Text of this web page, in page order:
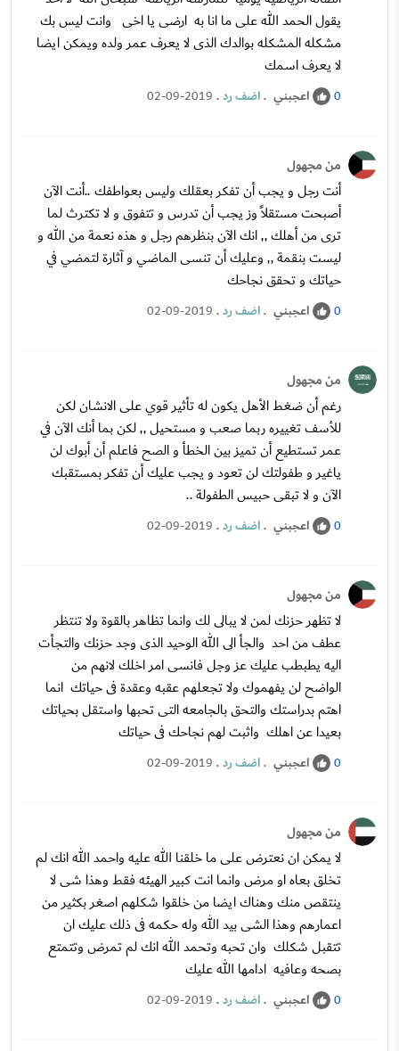
يقول الحمد الله على ما انا به ارضى يا اخى وانت ليس بك
مشكله المشكله بوالدك الذى لا يعرف عمر ولده ويمكن ايضا
لا يعرف اسمك
0 اعجبني .اضف رد.
02-09-2019
من مجهول
أنت رجل و يجب أن تفكر بعقلك وليس بعواطفك ..أنت الآن
أصبحت مستقلاً وز يجب أن تدرس و تتفوق و لا تكترث لما
ترى من أهلك ,, انك الآن بنظرهم رجل و هذه نعمة من الله و
ليست بنقمة ,, وعليك أن تنسى الماضي و آثارة لتمضي في
حياتك و تحقق نجاحك
0 اعجبني .اضف رد.
02-09-2019
من مجهول
رغم أن ضغط الأهل يكون له تأثير قوي على الانشان لكن
للأسف تغييره ربما صعب و مستحيل ,, لكن بما أنك الآن في
عمر تستطيع أن تميز بين الخطأ و الصح فاعلم أن أبوك لن
ياغير و طفولتك لن تعود و يجب عليك أن تفكر بمستقبك
الآن و لا تبقى حبيس الطفولة ..
0 اعجبني .اضف رد.
02-09-2019
من مجهول
لا تظهر حزنك لمن لا يبالى لك وانما تظاهر بالقوة ولا تنتظر
عطف من احد والجأ الى الله الوحيد الذى وجد حزنك والتجأت
اليه يطبطب عليك عز وجل فانسى امر اخلك لانهم من
الواضح لن يفهموك ولا تجعلهم عقبه وعقدة فى حياتك انما
اهتم بدراستك والتحق بالجامعه التى تحبها واستقل بحياتك
بعيدا عن اهلك واثبت لهم نجاحك فى حياتك
0 اعجبني .اضف رد.
02-09-2019
من مجهول
لا يمكن ان نعترض على ما خلقنا الله عليه واحمد الله انك لم
تخلق بعاه او مرض وانما انت كبير الهيئه فقط وهذا شى لا
ينتقص منك وهناك ايضا من خلقوا شكلهم اصغر بكثير من
اعمارهم وهذا الشى بيد الله وله حكمه فى ذلك عليك ان
تتقبل شكلك وان تحبه وتحمد الله انك لم تمرض وتتمتع
بصحه وعافيه ادامها الله عليك
0 اعجبني .اضف رد.
02-09-2019